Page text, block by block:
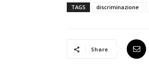
TAGS discriminazione
Share